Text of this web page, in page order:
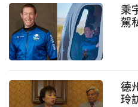
乘
駕
德
玲訪